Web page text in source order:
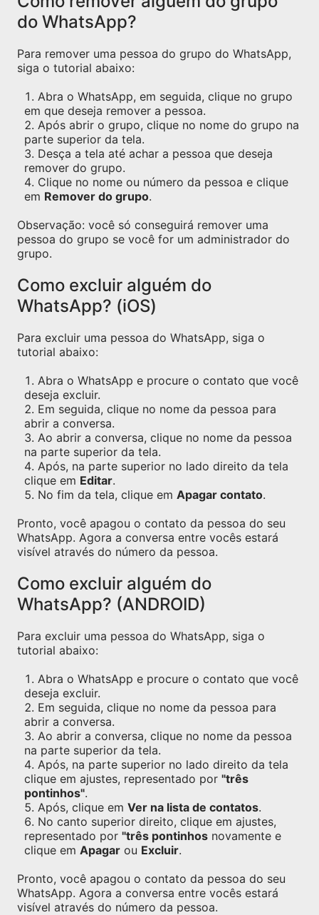
do WhatsApp?
Para remover uma pessoa do grupo do WhatsApp,
siga o tutorial abaixo:
Abra o WhatsApp, em seguida, clique no grupo
em que deseja remover a pessoa.
Após abrir o grupo, clique no nome do grupo na
parte superior da tela.
Desça a tela até achar a pessoa que deseja
remover do grupo.
Clique no nome ou número da pessoa e clique
em Remover do grupo.
Observação: você só conseguirá remover uma
pessoa do grupo se você for um administrador do
grupo.
Como excluir alguém do
WhatsApp? (iOS)
Para excluir uma pessoa do WhatsApp, siga o
tutorial abaixo:
Abra o WhatsApp e procure o contato que você
deseja excluir.
Em seguida, clique no nome da pessoa para
abrir a conversa.
Ao abrir a conversa, clique no nome da pessoa
na parte superior da tela.
Após, na parte superior no lado direito da tela
clique em Editar.
No fim da tela, clique em Apagar contato.
Pronto, você apagou o contato da pessoa do seu
WhatsApp. Agora a conversa entre vocês estará
visível através do número da pessoa.
Como excluir alguém do
WhatsApp? (ANDROID)
Para excluir uma pessoa do WhatsApp, siga o
tutorial abaixo:
Abra o WhatsApp e procure o contato que você
deseja excluir.
Em seguida, clique no nome da pessoa para
abrir a conversa.
Ao abrir a conversa, clique no nome da pessoa
na parte superior da tela.
Após, na parte superior no lado direito da tela
clique em ajustes, representado por "três
pontinhos".
Após, clique em Ver na lista de contatos.
No canto superior direito, clique em ajustes,
representado por "três pontinhos novamente e
clique em Apagar ou Excluir.
Pronto, você apagou o contato da pessoa do seu
WhatsApp. Agora a conversa entre vocês estará
visível através do número da pessoa.